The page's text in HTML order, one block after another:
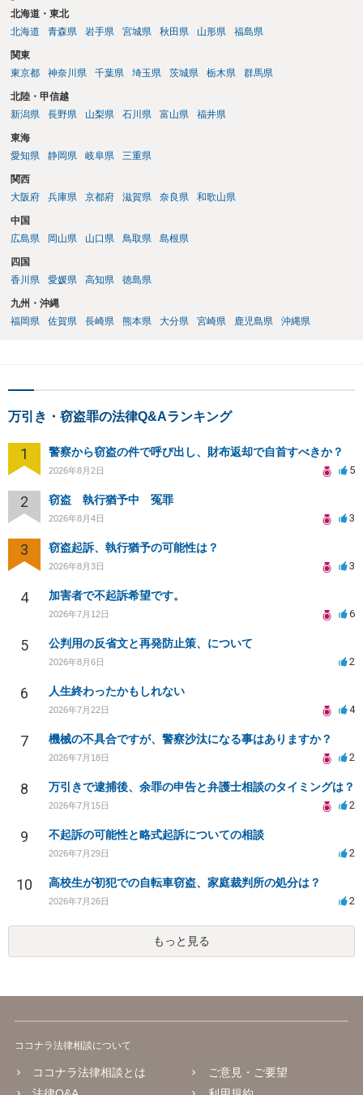
北海道・東北
北海道
青森県 岩手県 宮城県 秋田県 山形県 福島県
関東
東京都
神奈川県 千葉県 埼玉県 茨城県 栃木県 群馬県
北陸・甲信越
新潟県
長野県 山梨県 石川県 富山県 福井県
東海
愛知県
静岡県 岐阜県 三重県
関西
大阪府
兵庫県 京都府 滋賀県 奈良県 和歌山県
中国
広島県
岡山県 山口県 鳥取県 島根県
四国
香川県
愛媛県 高知県 徳島県
九州・沖縄
福岡県
佐賀県 長崎県 熊本県 大分県 宮崎県 鹿児島県 沖縄県
万引き・窃盗罪の法律Q&Aランキング
1 警察から窃盗の件で呼び出し、財布返却で自首すべきか？
2026年8月2日 5
2 窃盗 執行猶予中 冤罪
2026年8月4日 3
3 窃盗起訴、執行猶予の可能性は？
2026年8月3日 3
4 加害者で不起訴希望です。
2026年7月12日 6
5 公判用の反省文と再発防止策、について
2026年8月6日 2
6 人生終わったかもしれない
2026年7月22日 4
7 機械の不具合ですが、警察沙汰になる事はありますか？
2026年7月18日 2
8 万引きで逮捕後、余罪の申告と弁護士相談のタイミングは？
2026年7月15日 2
9 不起訴の可能性と略式起訴についての相談
2026年7月29日 2
10 高校生が初犯での自転車窃盗、家庭裁判所の処分は？
2026年7月26日 2
もっと見る
ココナラ法律相談について
ココナラ法律相談とは
ご意見・ご要望